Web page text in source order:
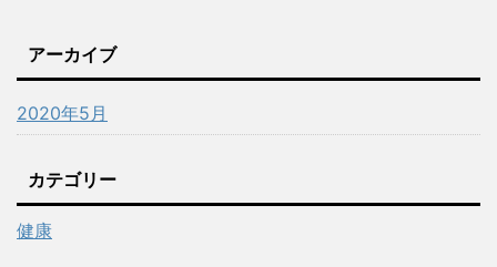
アーカイブ
2020年5月
カテゴリー
健康